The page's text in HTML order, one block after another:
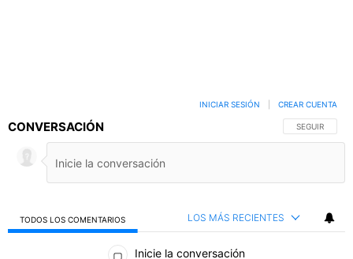
CONVERSACIÓN SIGA ESTA
SEGUIR
INICIAR SESIÓN CREAR CUENTA
TODOS LOS COMENTARIOS LOS MÁS RECIENTES
Todos los comentarios
Inicie la conversación